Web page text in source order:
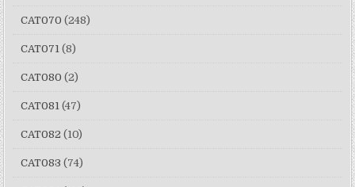
CAT070 (248)
CAT071 (8)
CAT080 (2)
CAT081 (47)
CAT082 (10)
CAT083 (74)